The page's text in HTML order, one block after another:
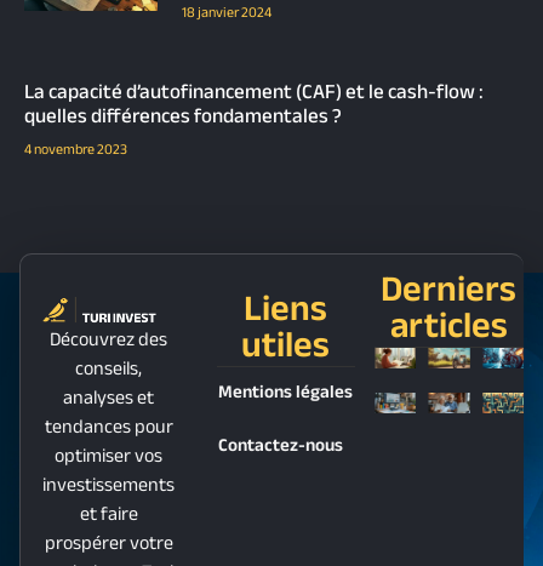
18 janvier 2024
La capacité d’autofinancement (CAF) et le cash-flow :
quelles différences fondamentales ?
4 novembre 2023
Découvrez des
conseils,
analyses et
tendances pour
optimiser vos
investissements
et faire
prospérer votre
Liens
utiles
Mentions légales
Contactez-nous
Derniers
articles